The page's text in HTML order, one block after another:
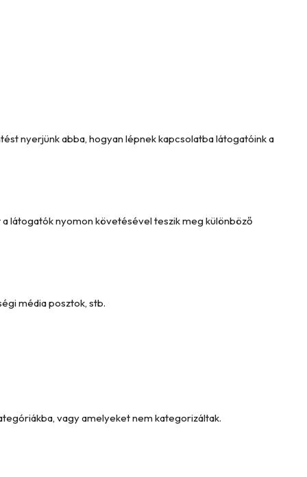
nyerjünk abba, hogyan lépnek kapcsolatba látogatóink a
látogatók nyomon követésével teszik meg különböző
média posztok, stb.
vagy amelyeket nem kategorizáltak.